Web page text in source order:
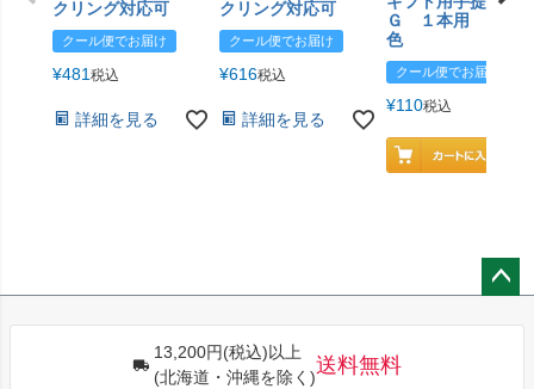
クリング対応可
クール便でお届け
¥481 税込
詳細を見る
クリング対応可
クール便でお届け
¥616税込
詳細を見る
Ｇ １本用 エン
色
クール便でお届け
¥110税込
13,200円(税込)以上
(北海道・沖縄を除く)
送料無料